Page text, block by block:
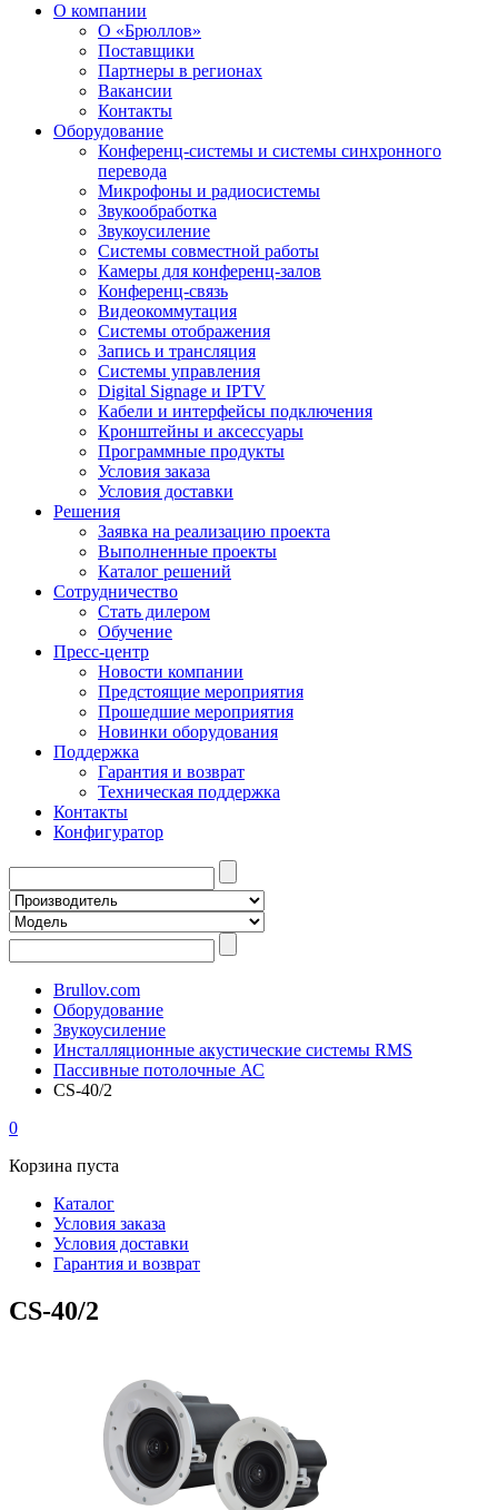
О компании
О «Брюллов»
Поставщики
Партнеры в регионах
Вакансии
Контакты
Оборудование
Конференц-системы и системы синхронного
перевода
Микрофоны и радиосистемы
Звукообработка
Звукоусиление
Системы совместной работы
Камеры для конференц-залов
Конференц-связь
Видеокоммутация
Системы отображения
Запись и трансляция
Системы управления
Digital Signage и IPTV
Кабели и интерфейсы подключения
Кронштейны и аксессуары
Программные продукты
Условия заказа
Условия доставки
Решения
Заявка на реализацию проекта
Выполненные проекты
Каталог решений
Сотрудничество
Стать дилером
Обучение
Пресс-центр
Новости компании
Предстоящие мероприятия
Прошедшие мероприятия
Новинки оборудования
Поддержка
Гарантия и возврат
Техническая поддержка
Контакты
Конфигуратор
Brullov.com
Оборудование
Звукоусиление
Инсталляционные акустические системы RMS
Пассивные потолочные АС
CS-40/2
0
Корзина пуста
Каталог
Условия заказа
Условия доставки
Гарантия и возврат
CS-40/2